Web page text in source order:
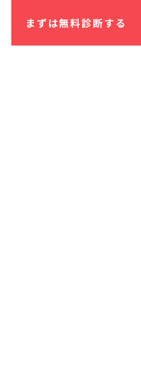
まずは無料診断する